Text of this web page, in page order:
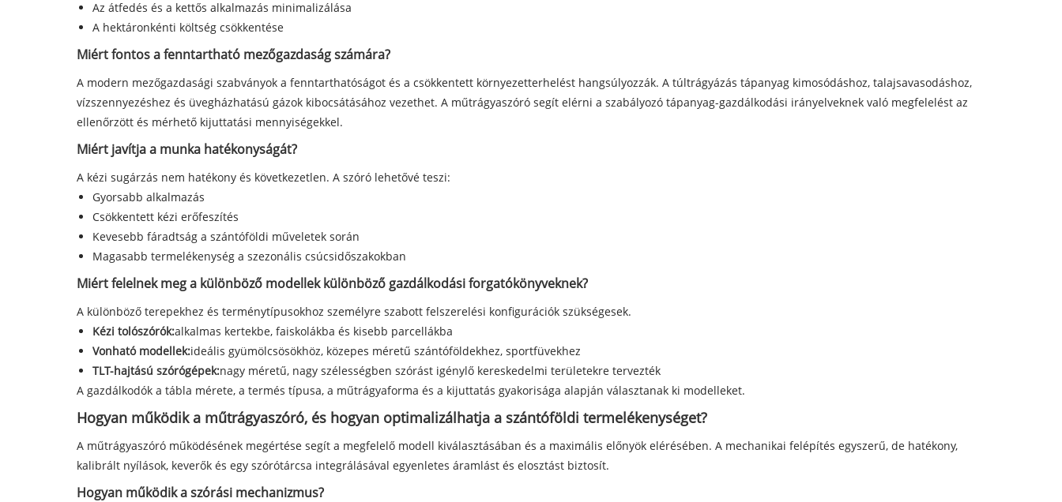
Az átfedés és a kettős alkalmazás minimalizálása
A hektáronkénti költség csökkentése
Miért fontos a fenntartható mezőgazdaság számára?
A modern mezőgazdasági szabványok a fenntarthatóságot és a csökkentett környezetterhelést hangsúlyozzák. A túltrágyázás tápanyag kimosódáshoz, talajsavasodáshoz,
vízszennyezéshez és üvegházhatású gázok kibocsátásához vezethet. A műtrágyaszóró segít elérni a szabályozó tápanyag-gazdálkodási irányelveknek való megfelelést az
ellenőrzött és mérhető kijuttatási mennyiségekkel.
Miért javítja a munka hatékonyságát?
A kézi sugárzás nem hatékony és következetlen. A szóró lehetővé teszi:
Gyorsabb alkalmazás
Csökkentett kézi erőfeszítés
Kevesebb fáradtság a szántóföldi műveletek során
Magasabb termelékenység a szezonális csúcsidőszakokban
Miért felelnek meg a különböző modellek különböző gazdálkodási forgatókönyveknek?
A különböző terepekhez és terménytípusokhoz személyre szabott felszerelési konfigurációk szükségesek.
Kézi tolószórók:alkalmas kertekbe, faiskolákba és kisebb parcellákba
Vonható modellek:ideális gyümölcsösökhöz, közepes méretű szántóföldekhez, sportfüvekhez
TLT-hajtású szórógépek:nagy méretű, nagy szélességben szórást igénylő kereskedelmi területekre tervezték
A gazdálkodók a tábla mérete, a termés típusa, a műtrágyaforma és a kijuttatás gyakorisága alapján választanak ki modelleket.
Hogyan működik a műtrágyaszóró, és hogyan optimalizálhatja a szántóföldi termelékenységet?
A műtrágyaszóró működésének megértése segít a megfelelő modell kiválasztásában és a maximális előnyök elérésében. A mechanikai felépítés egyszerű, de hatékony,
kalibrált nyílások, keverők és egy szórótárcsa integrálásával egyenletes áramlást és elosztást biztosít.
Hogyan működik a szórási mechanizmus?